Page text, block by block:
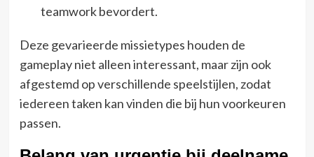
teamwork bevordert.
Deze gevarieerde missietypes houden de
gameplay niet alleen interessant, maar zijn ook
afgestemd op verschillende speelstijlen, zodat
iedereen taken kan vinden die bij hun voorkeuren
passen.